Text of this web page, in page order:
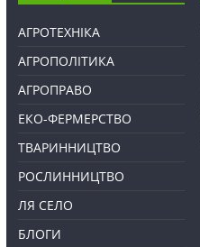
АГРОТЕХНІКА
АГРОПОЛІТИКА
АГРОПРАВО
ЕКО-ФЕРМЕРСТВО
ТВАРИННИЦТВО
РОСЛИННИЦТВО
ЛЯ СЕЛО
БЛОГИ